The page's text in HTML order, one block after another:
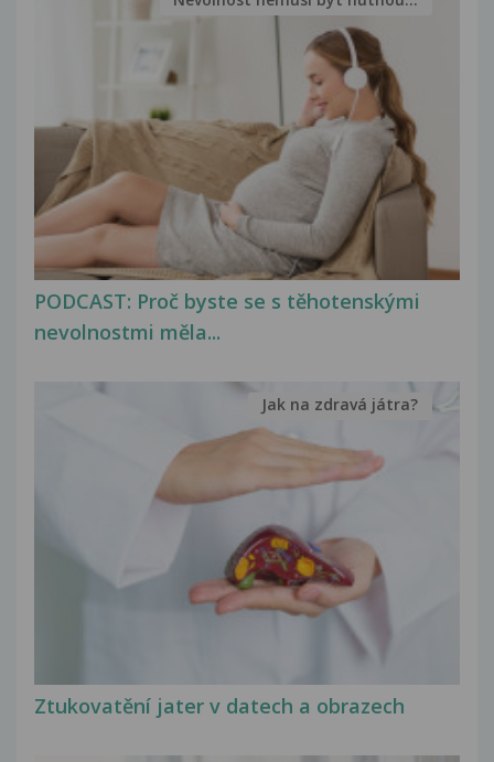
PODCAST: Proč byste se s těhotenskými
nevolnostmi měla...
Ztukovatění jater v datech a obrazech
Jak na zdravá játra?